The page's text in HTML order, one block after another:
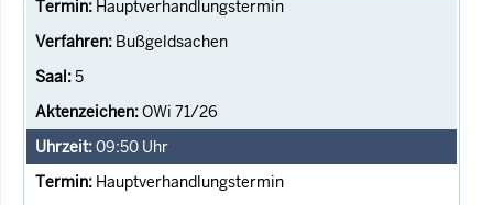
Hauptverhandlungstermin
Bußgeldsachen
5
OWi 71/26
09:50 Uhr
Hauptverhandlungstermin